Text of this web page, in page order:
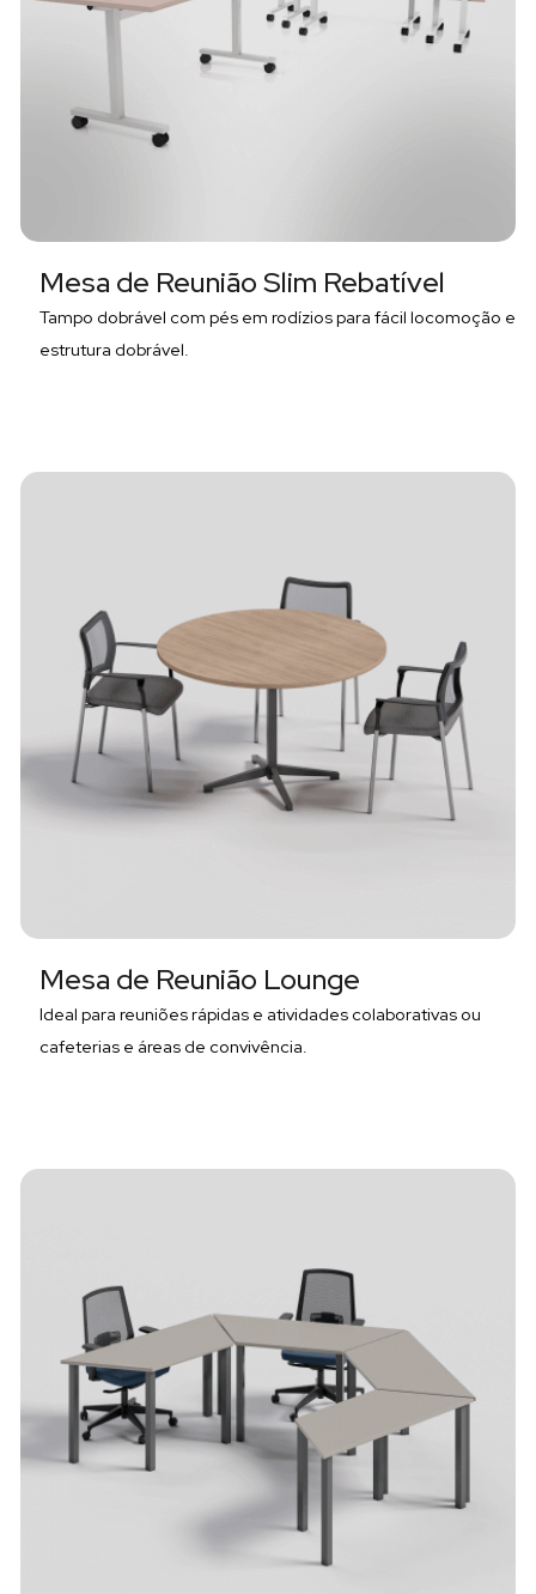
Mesa de Reunião Slim Rebatível
Tampo dobrável com pés em rodízios para fácil locomoção e
estrutura dobrável.
Mesa de Reunião Lounge
Ideal para reuniões rápidas e atividades colaborativas ou
cafeterias e áreas de convivência.